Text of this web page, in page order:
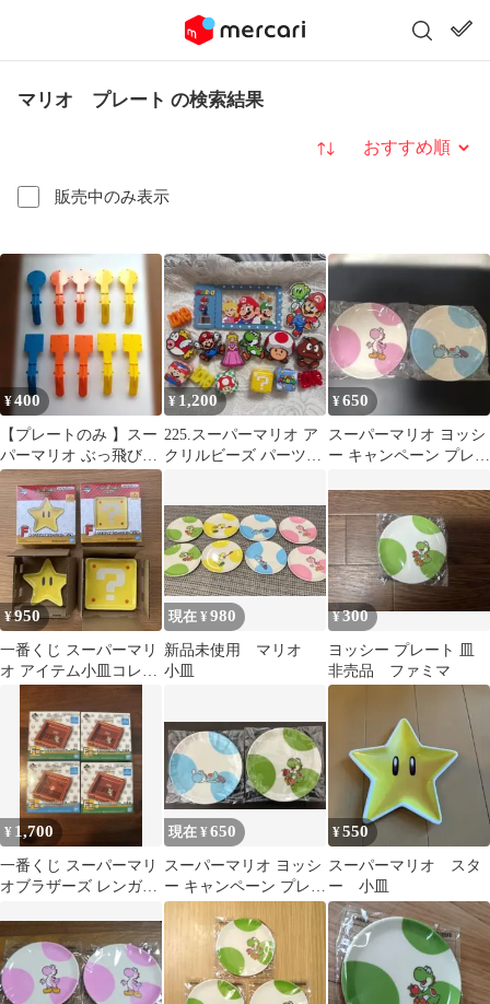
マリオ プレート の検索結果
販売中のみ表示
並び替え
¥400
【プレートのみ 】スー
パーマリオ ぶっ飛び!
タワーゲーム
¥1,200
225.スーパーマリオ ア
クリルビーズ パーツ詰
¥650
スーパーマリオ ヨッシ
ー キャンペーン プレー
ルダーおまけ
¥950
一番くじ スーパーマリ
オ アイテム小皿コレク
ション F賞 2種
現在 ¥980
新品未使用 マリオ
小皿
¥300
ヨッシー プレート 皿
非売品 ファミマ
¥ 1,700
一番くじ スーパーマリ
オブラザーズ レンガブ
現在 ¥650
スーパーマリオ ヨッシ
ー キャンペーン プレー
ト 2枚セット
¥550
スーパーマリオ スタ
ー 小皿